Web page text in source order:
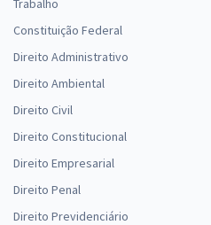
Trabalho
Constituição Federal
Direito Administrativo
Direito Ambiental
Direito Civil
Direito Constitucional
Direito Empresarial
Direito Penal
Direito Previdenciário